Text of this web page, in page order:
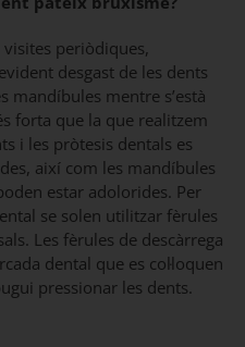
visites periòdiques,
desgast de les dents
mandíbules mentre s’està
forta que la que realitzem
i les pròtesis dentals es
així com les mandíbules
estar adolorides. Per
se solen utilitzar fèrules
Les fèrules de descàrrega
dental que es col·loquen
pressionar les dents.